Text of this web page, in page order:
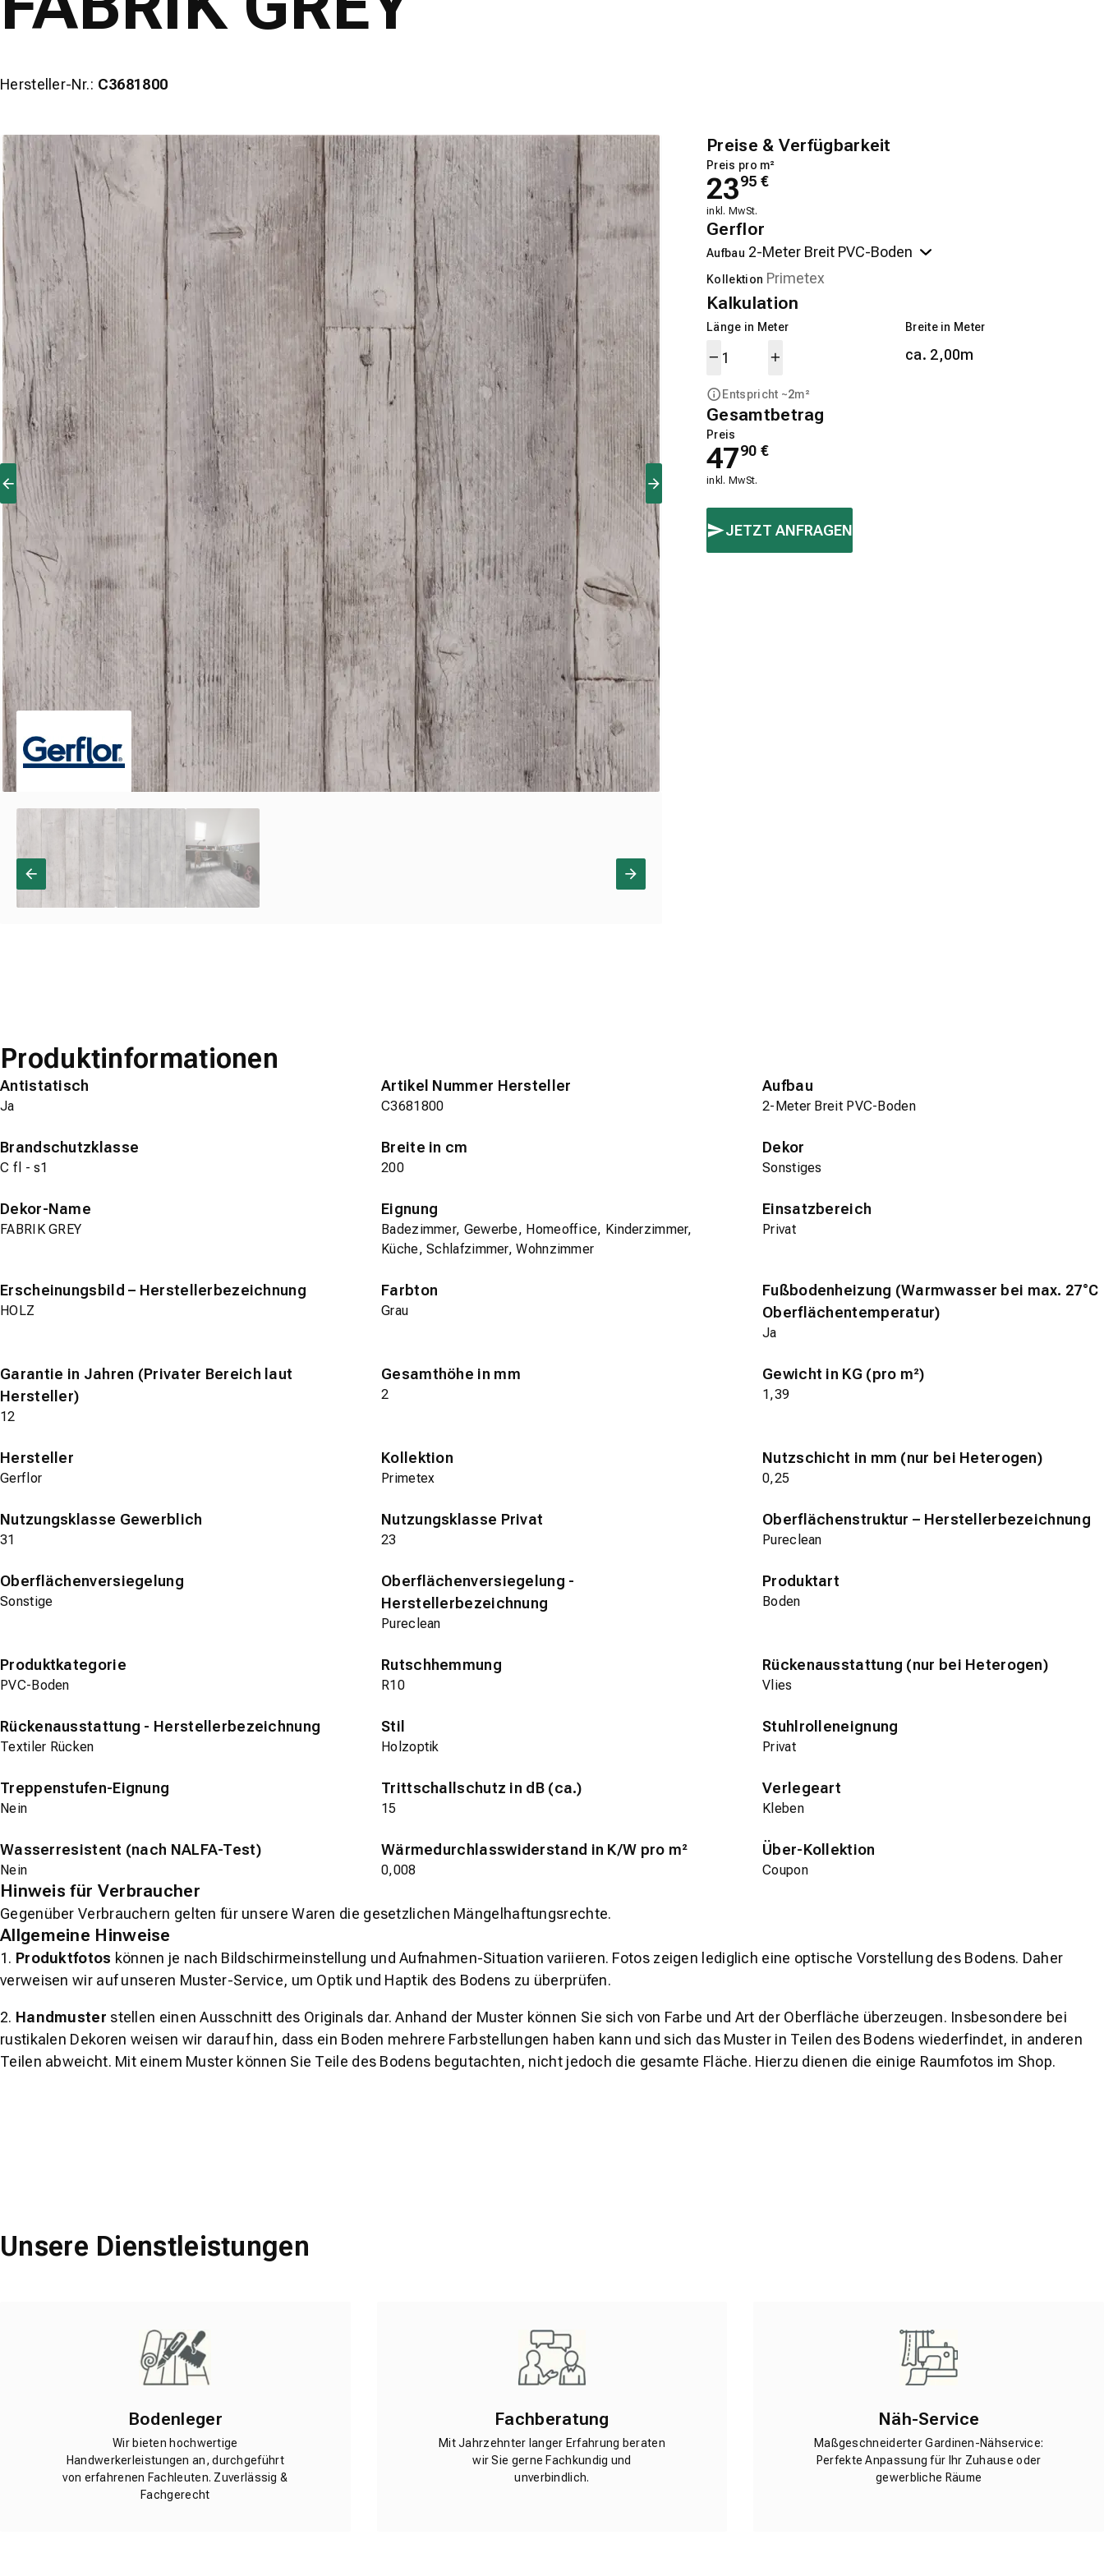
Hersteller-Nr.: C3681800
Preise & Verfügbarkeit
Preis pro m²
2395 €
inkl. MwSt.
Gerflor
Aufbau
Kollektion
Kalkulation
Länge in Meter
Entspricht ~2m²
Breite in Meter
ca. 2,00m
Gesamtbetrag
Preis
4790 €
inkl. MwSt.
JETZT ANFRAGEN
Produktinformationen
Antistatisch
Ja
Artikel Nummer Hersteller
C3681800
Aufbau
2-Meter Breit PVC-Boden
Brandschutzklasse
C fl - s1
Breite in cm
200
Dekor
Sonstiges
Dekor-Name
FABRIK GREY
Eignung
Badezimmer, Gewerbe, Homeoffice, Kinderzimmer,
Küche, Schlafzimmer, Wohnzimmer
Einsatzbereich
Privat
Erscheinungsbild – Herstellerbezeichnung
HOLZ
Farbton
Grau
Fußbodenheizung (Warmwasser bei max. 27°C
Oberflächentemperatur)
Ja
Garantie in Jahren (Privater Bereich laut
Hersteller)
12
Gesamthöhe in mm
2
Gewicht in KG (pro m²)
1,39
Hersteller
Gerflor
Kollektion
Primetex
Nutzschicht in mm (nur bei Heterogen)
0,25
Nutzungsklasse Gewerblich
31
Nutzungsklasse Privat
23
Oberflächenstruktur – Herstellerbezeichnung
Pureclean
Oberflächenversiegelung
Sonstige
Oberflächenversiegelung -
Herstellerbezeichnung
Pureclean
Produktart
Boden
Produktkategorie
PVC-Boden
Rutschhemmung
R10
Rückenausstattung (nur bei Heterogen)
Vlies
Rückenausstattung - Herstellerbezeichnung
Textiler Rücken
Stil
Holzoptik
Stuhlrolleneignung
Privat
Treppenstufen-Eignung
Nein
Trittschallschutz in dB (ca.)
15
Verlegeart
Kleben
Wasserresistent (nach NALFA-Test)
Nein
Wärmedurchlasswiderstand in K/W pro m²
0,008
Über-Kollektion
Coupon
Hinweis für Verbraucher
Gegenüber Verbrauchern gelten für unsere Waren die gesetzlichen Mängelhaftungsrechte.
Allgemeine Hinweise
1. Produktfotos können je nach Bildschirmeinstellung und Aufnahmen-Situation variieren. Fotos zeigen lediglich eine optische Vorstellung des Bodens. Daher
verweisen wir auf unseren Muster-Service, um Optik und Haptik des Bodens zu überprüfen.
2. Handmuster stellen einen Ausschnitt des Originals dar. Anhand der Muster können Sie sich von Farbe und Art der Oberfläche überzeugen. Insbesondere bei
rustikalen Dekoren weisen wir darauf hin, dass ein Boden mehrere Farbstellungen haben kann und sich das Muster in Teilen des Bodens wiederfindet, in anderen
Teilen abweicht. Mit einem Muster können Sie Teile des Bodens begutachten, nicht jedoch die gesamte Fläche. Hierzu dienen die einige Raumfotos im Shop.
Unsere Dienstleistungen
Bodenleger
Wir bieten hochwertige
Handwerkerleistungen an, durchgeführt
von erfahrenen Fachleuten. Zuverlässig &
Fachgerecht
Fachberatung
Mit Jahrzehnter langer Erfahrung beraten
wir Sie gerne Fachkundig und
unverbindlich.
Näh-Service
Maßgeschneiderter Gardinen-Nähservice:
Perfekte Anpassung für Ihr Zuhause oder
gewerbliche Räume